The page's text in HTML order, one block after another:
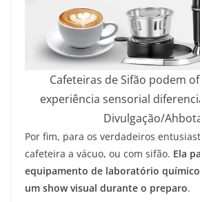
Cafeteiras de Sifão podem
experiência sensorial
Divulgação/
Por fim, para os verdadeiros
cafeteira a vácuo, ou com sifão. Ela
equipamento de laboratório
um show visual durante o preparo.